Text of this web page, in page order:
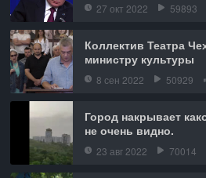
27 окт 2022 59893
Коллектив Театра
министру культуры
8 сен 2022 50929
Город накрывает
не очень видно.
23 авг 2022 70014